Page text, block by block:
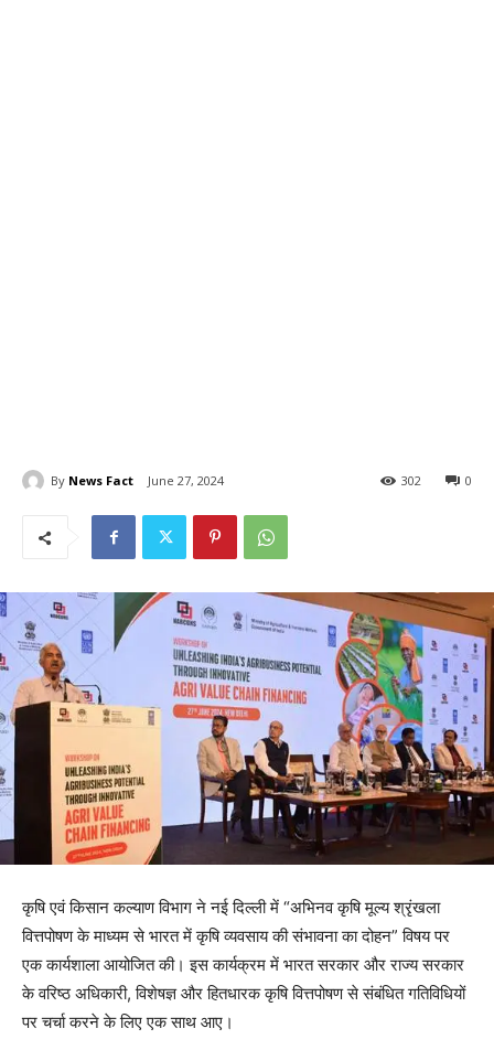
By News Fact June 27, 2024 0
302
कृषि एवं किसान कल्याण विभाग ने नई दिल्ली में “अभिनव कृषि मूल्य श्रृंखला
वित्तपोषण के माध्यम से भारत में कृषि व्यवसाय की संभावना का दोहन” विषय पर
एक कार्यशाला आयोजित की। इस कार्यक्रम में भारत सरकार और राज्य सरकार
के वरिष्ठ अधिकारी, विशेषज्ञ और हितधारक कृषि वित्तपोषण से संबंधित गतिविधियों
पर चर्चा करने के लिए एक साथ आए।